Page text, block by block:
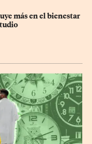
más en el bienestar